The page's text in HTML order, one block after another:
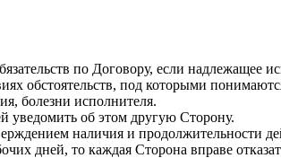
по Договору, если надлежащее
обстоятельств, под которыми
болезни исполнителя.
уведомить об этом другую Сторону.
наличия и продолжительности
дней, то каждая Сторона вправе